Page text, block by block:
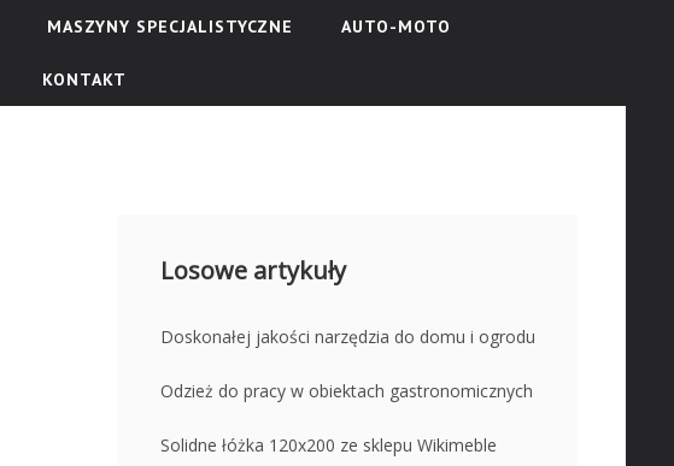
MASZYNY SPECJALISTYCZNE AUTO-MOTO
KONTAKT
Losowe artykuły
Doskonałej jakości narzędzia do domu i ogrodu
Odzież do pracy w obiektach gastronomicznych
Solidne łóżka 120x200 ze sklepu Wikimeble